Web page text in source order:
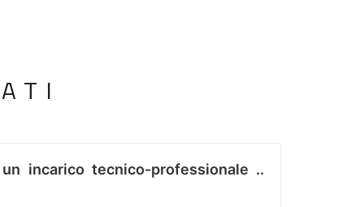
incarico tecnico-professionale ..